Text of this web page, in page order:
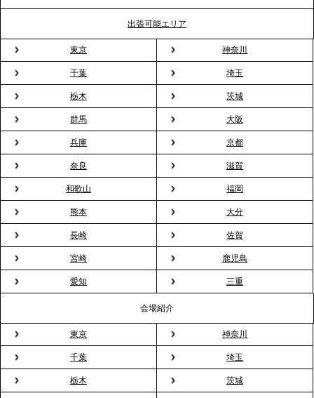
TBS「Nスタ」で、2ndTable「1DISH」の花見オー
ドブルが紹介されました
2026.3.23
プレスリリースのご案内｜入社式の“そのまま懇親
会”が企業で広がる。 新入社員の交流を支える『オフ
ィスケータリング』という新しい活用法
2026.3.20
NHK「ニュースウオッチ9」で、2ndTable「室内花
2026.3.16
プレスリリースのご案内｜2026年、春の親睦は「花
粉レス」な室内花見。福利厚生としても注目され
る、快適で新しいお花見体験
2026.3.5
プレスリリースのご案内｜「室内お花見」の法人利
用が前年比4倍に急増。オフィスに桜が届く福利厚生
出張可能エリア
東京 神奈川
千葉 埼玉
栃木 茨城
群馬 大阪
兵庫 京都
奈良 滋賀
和歌山 福岡
熊本 大分
長崎 佐賀
宮崎 鹿児島
愛知 三重
会場紹介
東京 神奈川
千葉 埼玉
栃木 茨城